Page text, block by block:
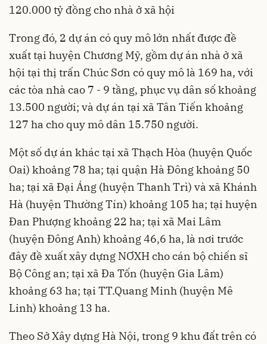
120.000 tỷ đồng cho nhà ở xã hội
Trong đó, 2 dự án có quy mô lớn nhất được đề
xuất tại huyện Chương Mỹ, gồm dự án nhà ở xã
hội tại thị trấn Chúc Sơn có quy mô là 169 ha, với
các tòa nhà cao 7 - 9 tầng, phục vụ dân số khoảng
13.500 người; và dự án tại xã Tân Tiến khoảng
127 ha cho quy mô dân 15.750 người.
Một số dự án khác tại xã Thạch Hòa (huyện Quốc
Oai) khoảng 78 ha; tại quận Hà Đông khoảng 50
ha; tại xã Đại Áng (huyện Thanh Trì) và xã Khánh
Hà (huyện Thường Tín) khoảng 105 ha; tại huyện
Đan Phượng khoảng 22 ha; tại xã Mai Lâm
(huyện Đông Anh) khoảng 46,6 ha, là nơi trước
đây đề xuất xây dựng NƠXH cho cán bộ chiến sĩ
Bộ Công an; tại xã Đa Tốn (huyện Gia Lâm)
khoảng 63 ha; tại TT.Quang Minh (huyện Mê
Linh) khoảng 13 ha.
Theo Sở Xây dựng Hà Nội, trong 9 khu đất trên có